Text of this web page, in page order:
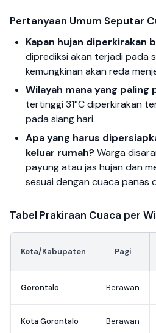
Pertanyaan Umum Seputar
Kapan hujan diperkirakan
diprediksi akan terjadi pada
kemungkinan akan reda
Wilayah mana yang paling
tertinggi 31°C diperkirakan
pada siang hari.
Apa yang harus
keluar rumah? Warga
payung atau jas hujan dan
sesuai dengan cuaca panas
Tabel Prakiraan Cuaca per
Kota/Kabupaten Pagi
Gorontalo Berawan
Kota Gorontalo Berawan